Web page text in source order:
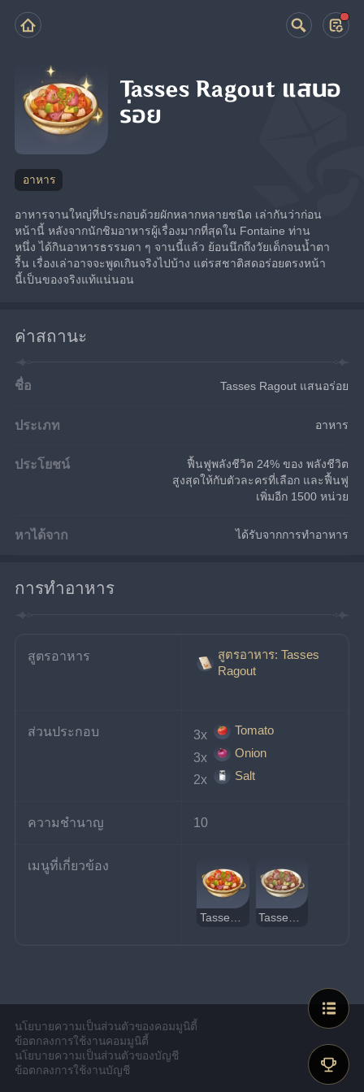
Tasses Ragout แสนอ
ร่อย
อาหาร
อาหารจานใหญ่ที่ประกอบด้วยผักหลากหลายชนิด เล่ากันว่าก่อน
หน้านี้ หลังจากนักชิมอาหารผู้เรื่องมากที่สุดใน Fontaine ท่าน
หนึ่ง ได้กินอาหารธรรมดา ๆ จานนี้แล้ว ย้อนนึกถึงวัยเด็กจนน้ำตา
รื้น เรื่องเล่าอาจจะพูดเกินจริงไปบ้าง แต่รสชาติสดอร่อยตรงหน้า
นี้เป็นของจริงแท้แน่นอน
ค่าสถานะ
ชื่อ Tasses Ragout แสนอร่อย
ประเภท อาหาร
ประโยชน์
ฟื้นฟูพลังชีวิต 24% ของ พลังชีวิต
สูงสุดให้กับตัวละครที่เลือก และฟื้นฟู
เพิ่มอีก 1500 หน่วย
หาได้จาก ได้รับจากการทำอาหาร
การทำอาหาร
สูตรอาหาร
สูตรอาหาร: Tasses
Ragout
ส่วนประกอบ 3x
Tomato
3x
Onion
2x
Salt
ความชำนาญ 10
เมนูที่เกี่ยวข้อง
นโยบายความเป็นส่วนตัวของคอมมูนิตี้
ข้อตกลงการใช้งานคอมมูนิตี้
นโยบายความเป็นส่วนตัวของบัญชี
ข้อตกลงการใช้งานบัญชี